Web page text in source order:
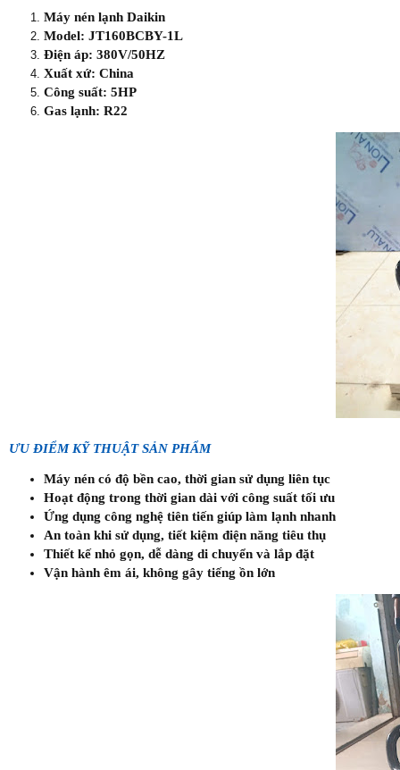
Máy nén lạnh Daikin
Model: JT160BCBY-1L
Điện áp: 380V/50HZ
Xuất xứ: China
Công suất: 5HP
Gas lạnh: R22
ƯU ĐIỂM KỸ THUẬT SẢN PHẨM
Máy nén có độ bền cao, thời gian sử dụng liên tục
Hoạt động trong thời gian dài với công suất tối ưu
Ứng dụng công nghệ tiên tiến giúp làm lạnh nhanh
An toàn khi sử dụng, tiết kiệm điện năng tiêu thụ
Thiết kế nhỏ gọn, dễ dàng di chuyển và lắp đặt
Vận hành êm ái, không gây tiếng ồn lớn